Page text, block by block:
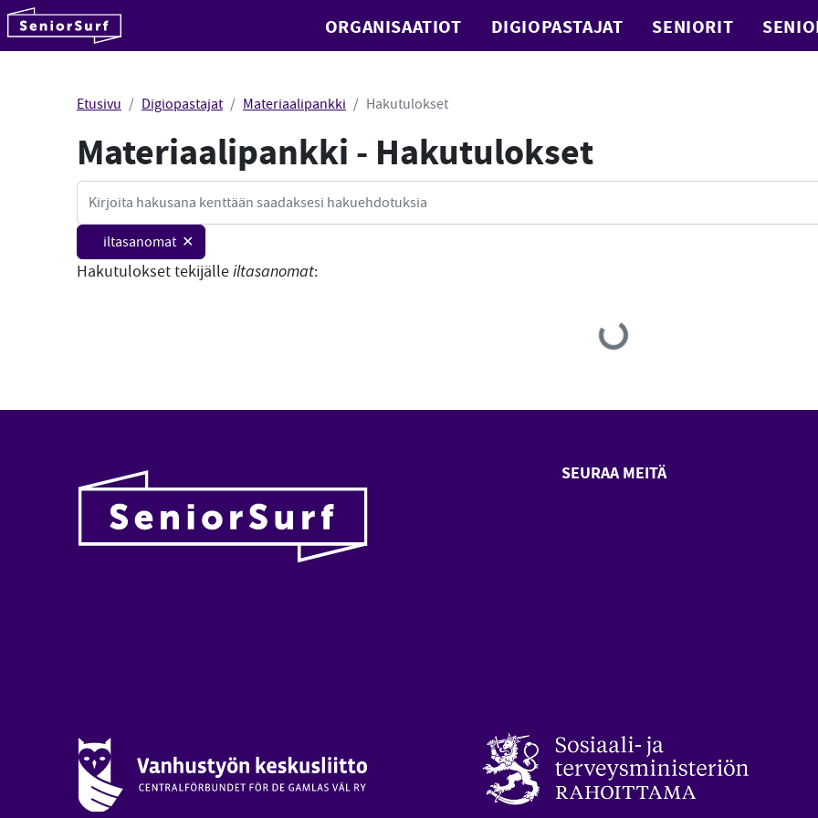
Hyppää sisältöön ORGANISAATIOT DIGIOPASTAJAT SENIORIT
Etusivu Digiopastajat Materiaalipankki Hakutulokset
Materiaalipankki - Hakutulokset
Haku
iltasanomat ✕
Hakutulokset tekijälleiltasanomat:
Loading...
SEURAA MEITÄ
Vanhustyön keskusliitto (avautuu uuteen ikkunaan)